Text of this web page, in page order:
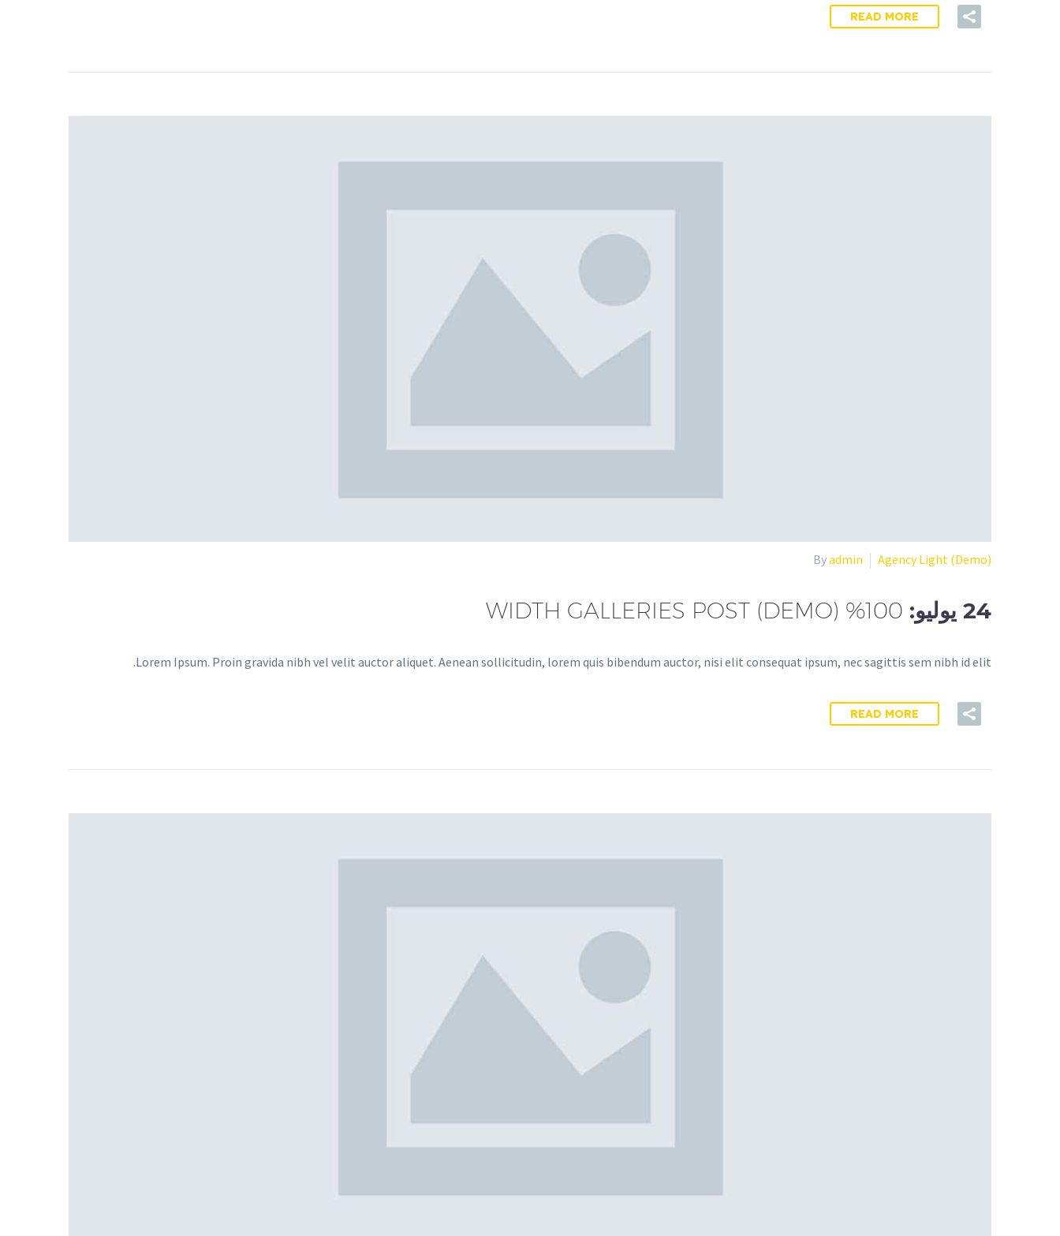
READ MORE
Byadmin Agency Light (Demo)
24 يوليو: 100% WIDTH GALLERIES POST (DEMO)
Lorem Ipsum. Proin gravida nibh vel velit auctor aliquet. Aenean sollicitudin, lorem quis bibendum auctor, nisi elit consequat ipsum, nec sagittis sem nibh id elit.
READ MORE